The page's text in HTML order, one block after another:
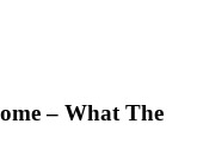
– What The